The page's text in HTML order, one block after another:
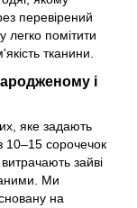
перевірений
легко помітити
тканини.
і
яке задають
10–15 сорочечок
зайві
Ми
на